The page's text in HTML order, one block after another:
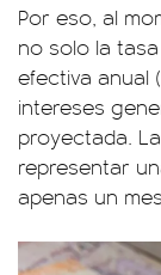
Por eso, al
no solo la
efectiva anual
intereses
proyectada.
representar
apenas un